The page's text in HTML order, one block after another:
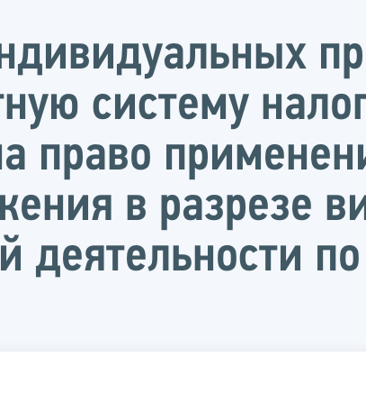
систему
право
в разрезе
деятельности